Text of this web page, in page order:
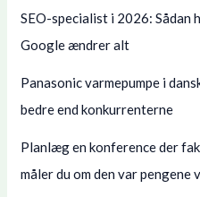
SEO-specialist i 2026: Sådan
Google ændrer alt
Panasonic varmepumpe i
bedre end konkurrenterne
Planlæg en konference der
måler du om den var pengene